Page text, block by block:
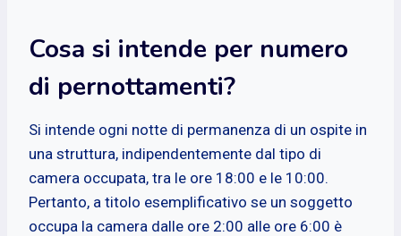
Cosa si intende per numero
di pernottamenti?
Si intende ogni notte di permanenza di un ospite in
una struttura, indipendentemente dal tipo di
camera occupata, tra le ore 18:00 e le 10:00.
Pertanto, a titolo esemplificativo se un soggetto
occupa la camera dalle ore 2:00 alle ore 6:00 è